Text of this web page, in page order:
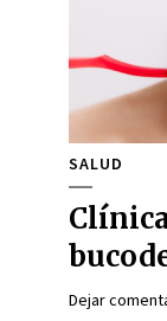
SALUD
Dejar